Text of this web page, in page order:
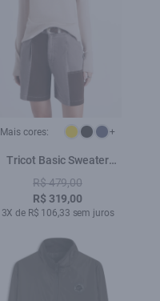
Mais cores: +
Tricot Basic Sweater
Areia
R$ 479,00
R$ 319,00
3X de R$ 106,33 sem juros